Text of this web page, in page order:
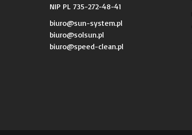
NIP PL 735-272-48-41
biuro@sun-system.pl
biuro@solsun.pl
biuro@speed-clean.pl